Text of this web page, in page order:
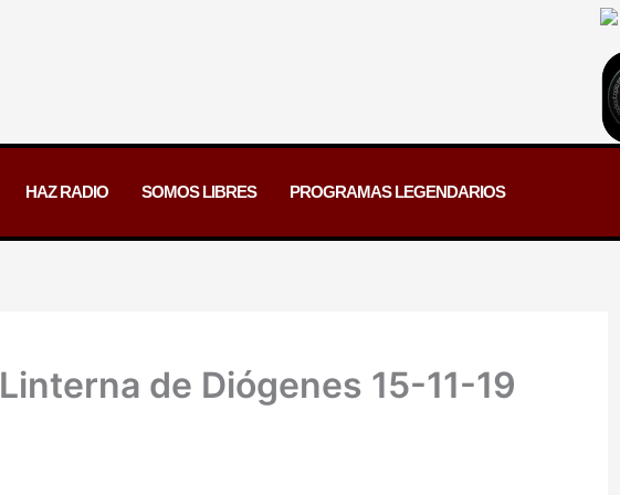
HAZ RADIO SOMOS LIBRES PROGRAMAS LEGENDARIOS
de Diógenes 15-11-19